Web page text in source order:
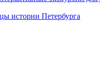
истории Петербурга